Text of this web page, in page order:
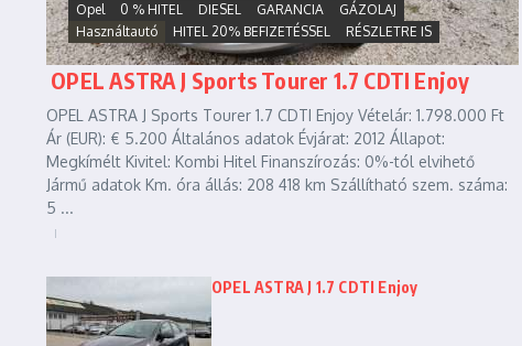
Opel 0 % HITEL DIESEL GARANCIA
GÁZOLAJ
Használtautó
HITEL 20% BEFIZETÉSSEL RÉSZLETRE IS
OPEL ASTRA J Sports Tourer 1.7 CDTI Enjoy
OPEL ASTRA J Sports Tourer 1.7 CDTI Enjoy Vételár: 1.798.000 Ft
Ár (EUR): € 5.200 Általános adatok Évjárat: 2012 Állapot:
Megkímélt Kivitel: Kombi Hitel Finanszírozás: 0%-tól elvihető
Jármű adatok Km. óra állás: 208 418 km Szállítható szem. száma:
5 ...
OPEL ASTRA J 1.7 CDTI Enjoy